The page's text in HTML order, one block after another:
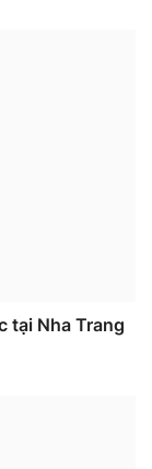
tại Nha Trang